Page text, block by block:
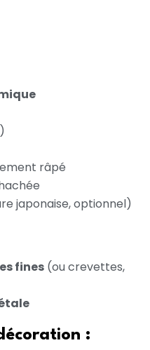
râpé
japonaise, optionnel)
fines (ou crevettes,
: